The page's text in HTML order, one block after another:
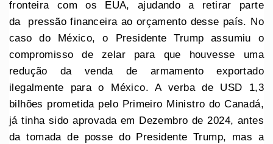
fronteira com os EUA, ajudando a retirar parte
da pressão financeira ao orçamento desse país. No
caso do México, o Presidente Trump assumiu o
compromisso de zelar para que houvesse uma
redução da venda de armamento exportado
ilegalmente para o México. A verba de USD 1,3
bilhões prometida pelo Primeiro Ministro do Canadá,
já tinha sido aprovada em Dezembro de 2024, antes
da tomada de posse do Presidente Trump, mas a